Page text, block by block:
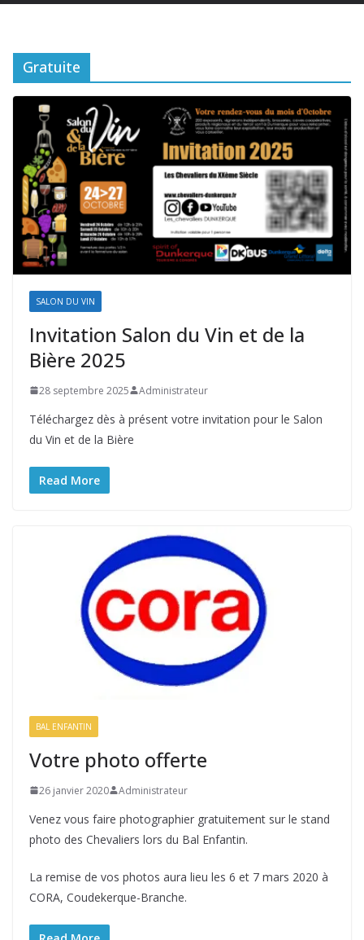
Gratuite
SALON DU VIN
Invitation Salon du Vin et de la
Bière 2025
28 septembre 2025 Administrateur
Téléchargez dès à présent votre invitation pour le Salon
du Vin et de la Bière
Read More
BAL ENFANTIN
Votre photo offerte
26 janvier 2020 Administrateur
Venez vous faire photographier gratuitement sur le stand
photo des Chevaliers lors du Bal Enfantin.
La remise de vos photos aura lieu les 6 et 7 mars 2020 à
CORA, Coudekerque-Branche.